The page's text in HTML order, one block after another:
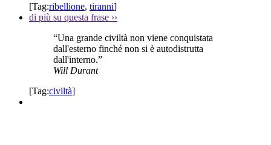
[Tag:ribellione, tiranni]
di più su questa frase ››
“Una grande civiltà non viene conquistata
dall'esterno finché non si è autodistrutta
dall'interno.”
Will Durant
[Tag:civiltà]